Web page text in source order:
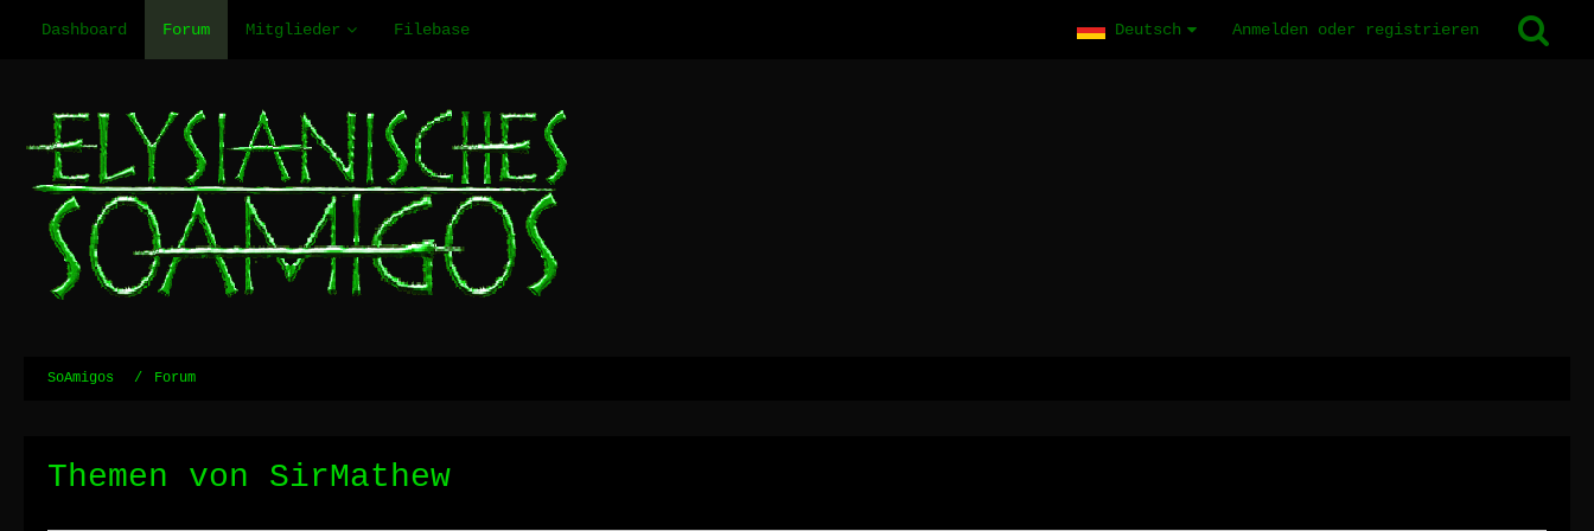
Dashboard Forum Mitglieder Filebase Deutsch Anmelden oder registrieren
SoAmigos Forum
Themen von SirMathew